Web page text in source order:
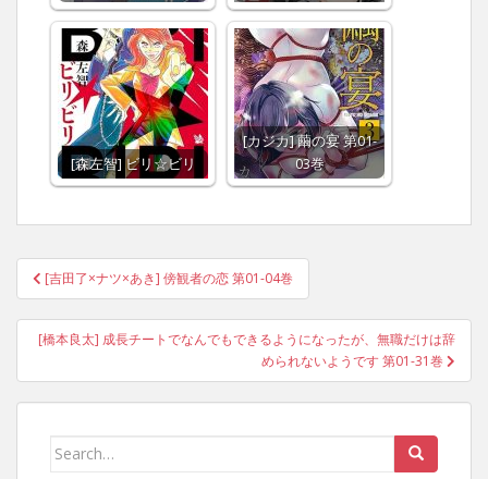
[森左智] ビリ☆ビリ
[カジカ] 繭の宴 第01-
03巻
Post
navigation
[吉田了×ナツ×あき] 傍観者の恋 第01-04巻
[橋本良太] 成長チートでなんでもできるようになったが、無職だけは辞
められないようです 第01-31巻
Search